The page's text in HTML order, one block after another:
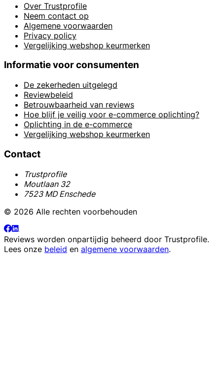
Over Trustprofile
Neem contact op
Algemene voorwaarden
Privacy policy
Vergelijking webshop keurmerken
Informatie voor consumenten
De zekerheden uitgelegd
Reviewbeleid
Betrouwbaarheid van reviews
Hoe blijf je veilig voor e-commerce oplichting?
Oplichting in de e-commerce
Vergelijking webshop keurmerken
Contact
Trustprofile
Moutlaan 32
7523 MD Enschede
© 2026 Alle rechten voorbehouden
Reviews worden onpartijdig beheerd door Trustprofile.
Lees onze beleid en algemene voorwaarden.